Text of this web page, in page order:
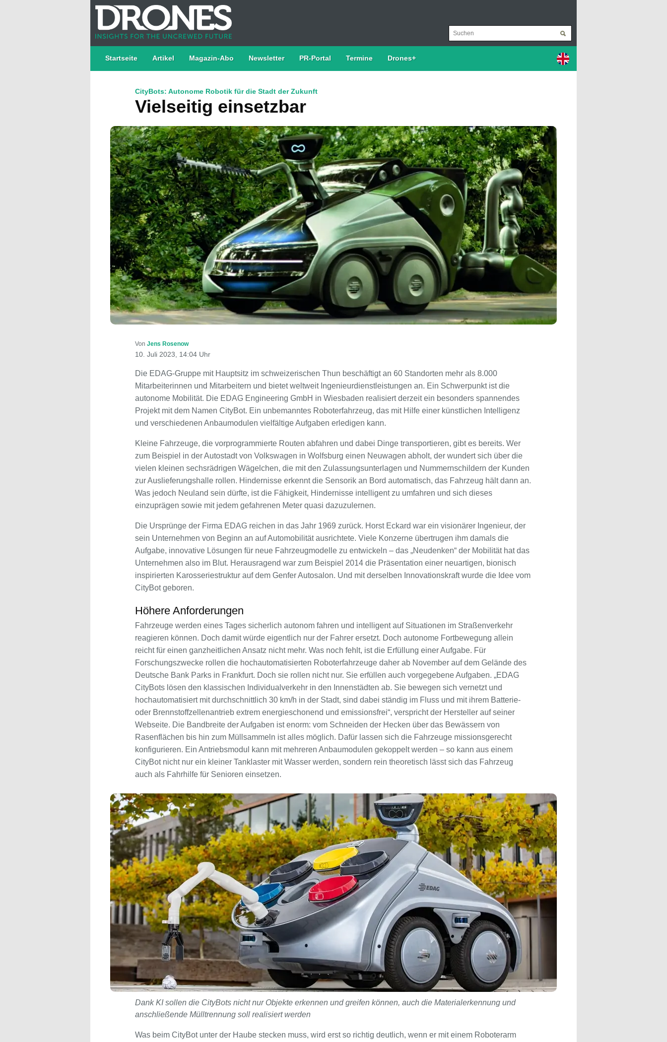
Startseite Artikel Magazin-Abo Newsletter PR-Portal Termine Drones+
CityBots: Autonome Robotik für die Stadt der Zukunft
Vielseitig einsetzbar
Von Jens Rosenow
10. Juli 2023, 14:04 Uhr
Die EDAG-Gruppe mit Hauptsitz im schweizerischen Thun beschäftigt an 60 Standorten mehr als 8.000
Mitarbeiterinnen und Mitarbeitern und bietet weltweit Ingenieurdienstleistungen an. Ein Schwerpunkt ist die
autonome Mobilität. Die EDAG Engineering GmbH in Wiesbaden realisiert derzeit ein besonders spannendes
Projekt mit dem Namen CityBot. Ein unbemanntes Roboterfahrzeug, das mit Hilfe einer künstlichen Intelligenz
und verschiedenen Anbaumodulen vielfältige Aufgaben erledigen kann.
Kleine Fahrzeuge, die vorprogrammierte Routen abfahren und dabei Dinge transportieren, gibt es bereits. Wer
zum Beispiel in der Autostadt von Volkswagen in Wolfsburg einen Neuwagen abholt, der wundert sich über die
vielen kleinen sechsrädrigen Wägelchen, die mit den Zulassungsunterlagen und Nummernschildern der Kunden
zur Auslieferungshalle rollen. Hindernisse erkennt die Sensorik an Bord automatisch, das Fahrzeug hält dann an.
Was jedoch Neuland sein dürfte, ist die Fähigkeit, Hindernisse intelligent zu umfahren und sich dieses
einzuprägen sowie mit jedem gefahrenen Meter quasi dazuzulernen.
Die Ursprünge der Firma EDAG reichen in das Jahr 1969 zurück. Horst Eckard war ein visionärer Ingenieur, der
sein Unternehmen von Beginn an auf Automobilität ausrichtete. Viele Konzerne übertrugen ihm damals die
Aufgabe, innovative Lösungen für neue Fahrzeugmodelle zu entwickeln – das „Neudenken“ der Mobilität hat das
Unternehmen also im Blut. Herausragend war zum Beispiel 2014 die Präsentation einer neuartigen, bionisch
inspirierten Karosseriestruktur auf dem Genfer Autosalon. Und mit derselben Innovationskraft wurde die Idee vom
CityBot geboren.
Höhere Anforderungen
Fahrzeuge werden eines Tages sicherlich autonom fahren und intelligent auf Situationen im Straßenverkehr
reagieren können. Doch damit würde eigentlich nur der Fahrer ersetzt. Doch autonome Fortbewegung allein
reicht für einen ganzheitlichen Ansatz nicht mehr. Was noch fehlt, ist die Erfüllung einer Aufgabe. Für
Forschungszwecke rollen die hochautomatisierten Roboterfahrzeuge daher ab November auf dem Gelände des
Deutsche Bank Parks in Frankfurt. Doch sie rollen nicht nur. Sie erfüllen auch vorgegebene Aufgaben. „EDAG
CityBots lösen den klassischen Individualverkehr in den Innenstädten ab. Sie bewegen sich vernetzt und
hochautomatisiert mit durchschnittlich 30 km/h in der Stadt, sind dabei ständig im Fluss und mit ihrem Batterie-
oder Brennstoffzellenantrieb extrem energieschonend und emissionsfrei“, verspricht der Hersteller auf seiner
Webseite. Die Bandbreite der Aufgaben ist enorm: vom Schneiden der Hecken über das Bewässern von
Rasenflächen bis hin zum Müllsammeln ist alles möglich. Dafür lassen sich die Fahrzeuge missionsgerecht
konfigurieren. Ein Antriebsmodul kann mit mehreren Anbaumodulen gekoppelt werden – so kann aus einem
CityBot nicht nur ein kleiner Tanklaster mit Wasser werden, sondern rein theoretisch lässt sich das Fahrzeug
auch als Fahrhilfe für Senioren einsetzen.
Dank KI sollen die CityBots nicht nur Objekte erkennen und greifen können, auch die Materialerkennung und
anschließende Mülltrennung soll realisiert werden
Was beim CityBot unter der Haube stecken muss, wird erst so richtig deutlich, wenn er mit einem Roboterarm